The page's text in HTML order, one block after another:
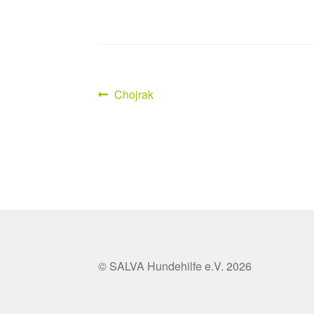
Beitragsnavigation
Vorheriger
Chojrak
© SALVA Hundehilfe e.V. 2026